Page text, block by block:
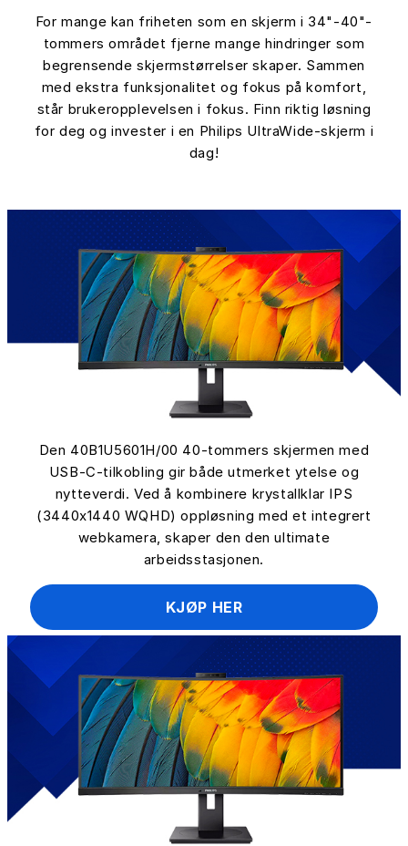
For mange kan friheten som en skjerm i 34"-40"-
tommers området fjerne mange hindringer som
begrensende skjermstørrelser skaper. Sammen
med ekstra funksjonalitet og fokus på komfort,
står brukeropplevelsen i fokus. Finn riktig løsning
for deg og invester i en Philips UltraWide-skjerm i
dag!
Den 40B1U5601H/00 40-tommers skjermen med
USB-C-tilkobling gir både utmerket ytelse og
nytteverdi. Ved å kombinere krystallklar IPS
(3440x1440 WQHD) oppløsning med et integrert
webkamera, skaper den den ultimate
arbeidsstasjonen.
KJØP HER